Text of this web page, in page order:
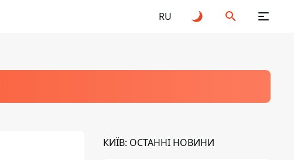
RU
КИЇВ: ОСТАННІ НОВИНИ